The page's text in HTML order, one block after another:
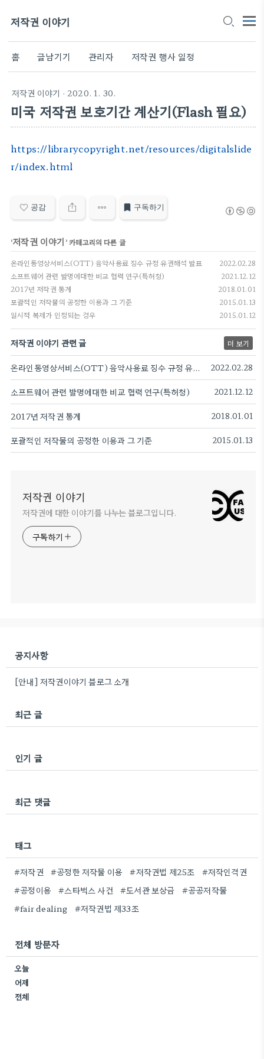
저작권 이야기
홈 글남기기 관리자 저작권 행사 일정
저작권 이야기 · 2020. 1. 30.
미국 저작권 보호기간 계산기(Flash 필요)
https://librarycopyright.net/resources/digitalslide
r/index.html
공감 구독하기
'저작권 이야기 ' 카테고리의 다른 글
온라인동영상서비스(OTT) 음악사용료 징수 규정 유권해석 발표 2022.02.28
소프트웨어 관련 발명에대한 비교 협력 연구(특허청) 2021.12.12
2017년 저작권 통계 2018.01.01
포괄적인 저작물의 공정한 이용과 그 기준 2015.01.13
일시적 복제가 인정되는 경우 2015.01.12
저작권 이야기 관련 글 더 보기
온라인동영상서비스(OTT) 음악사용료 징수 규정 유권해석 발표 2022.02.28
소프트웨어 관련 발명에대한 비교 협력 연구(특허청) 2021.12.12
2017년 저작권 통계 2018.01.01
포괄적인 저작물의 공정한 이용과 그 기준 2015.01.13
저작권 이야기
저작권에 대한 이야기를 나누는 블로그입니다.
구독하기
공지사항
[안내] 저작권이야기 블로그 소개
최근 글
인기 글
최근 댓글
태그
#저작권 #공정한 저작물 이용 #저작권법 제25조
#저작인격권
#공정이용
#스타벅스 사건 #도서관 보상금
#공공저작물
#fair dealing
#저작권법 제33조
전체 방문자
오늘
어제
전체